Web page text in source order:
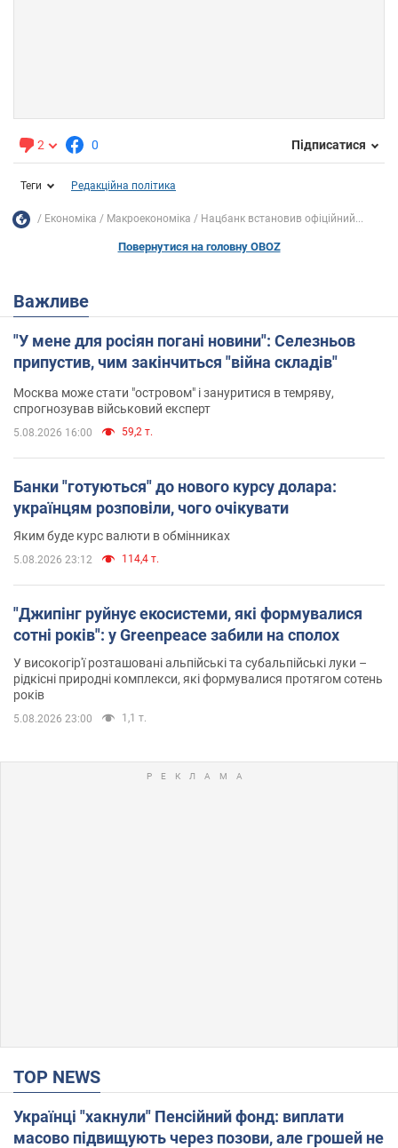
2 0 Підписатися
Теги Редакційна політика
Економіка Mакроекономіка Нацбанк встановив офіційний...
Повернутися на головну OBOZ
Важливе
"У мене для росіян погані новини": Селезньов
припустив, чим закінчиться "війна складів"
Москва може стати "островом" і зануритися в темряву,
спрогнозував військовий експерт
5.08.2026 16:00 59,2 т.
Банки "готуються" до нового курсу долара:
українцям розповіли, чого очікувати
Яким буде курс валюти в обмінниках
5.08.2026 23:12 114,4 т.
"Джипінг руйнує екосистеми, які формувалися
сотні років": у Greenpeace забили на сполох
У високогір'ї розташовані альпійські та субальпійські луки –
рідкісні природні комплекси, які формувалися протягом сотень
років
5.08.2026 23:00 1,1 т.
TOP NEWS
Українці "хакнули" Пенсійний фонд: виплати
масово підвищують через позови, але грошей не